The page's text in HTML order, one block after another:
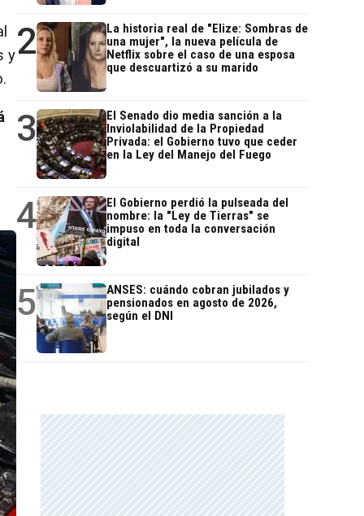
y2
La historia real de "Elize: Sombras de
una mujer", la nueva película de
Netflix sobre el caso de una esposa
que descuartizó a su marido
3
El Senado dio media sanción a la
Inviolabilidad de la Propiedad
Privada: el Gobierno tuvo que ceder
en la Ley del Manejo del Fuego
4
El Gobierno perdió la pulseada del
nombre: la "Ley de Tierras" se
impuso en toda la conversación
digital
5
ANSES: cuándo cobran jubilados y
pensionados en agosto de 2026,
según el DNI